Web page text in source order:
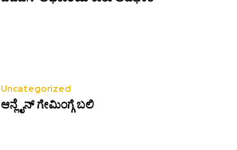
Uncategorized
ಆನ್ಲೈನ್ ಗೇಮಿಂಗ್ಗೆ ಬಲಿ